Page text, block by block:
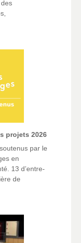
projets 2026
par le
en
13 d’entre-
de